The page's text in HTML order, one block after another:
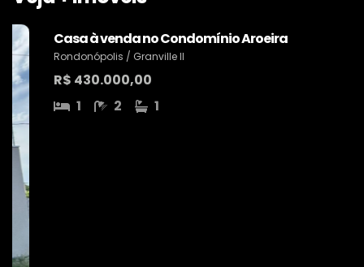
Casa à venda no Condomínio Aroeira
Rondonópolis / Granville II
R$ 430.000,00
2 1